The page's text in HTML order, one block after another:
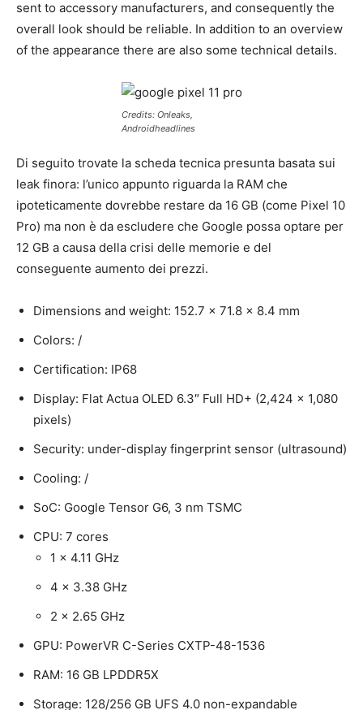
sent to accessory manufacturers, and consequently the
overall look should be reliable. In addition to an overview
of the appearance there are also some technical details.
Credits: Onleaks,
Androidheadlines
Di seguito trovate la scheda tecnica presunta basata sui
leak finora: l’unico appunto riguarda la RAM che
ipoteticamente dovrebbe restare da 16 GB (come Pixel 10
Pro) ma non è da escludere che Google possa optare per
12 GB a causa della crisi delle memorie e del
conseguente aumento dei prezzi.
Dimensions and weight: 152.7 x 71.8 x 8.4 mm
Colors: /
Certification: IP68
Display: Flat Actua OLED 6.3″ Full HD+ (2,424 x 1,080
pixels)
Security: under-display fingerprint sensor (ultrasound)
Cooling: /
SoC: Google Tensor G6, 3 nm TSMC
CPU: 7 cores
1 x 4.11 GHz
4 x 3.38 GHz
2 x 2.65 GHz
GPU: PowerVR C-Series CXTP-48-1536
RAM: 16 GB LPDDR5X
Storage: 128/256 GB UFS 4.0 non-expandable